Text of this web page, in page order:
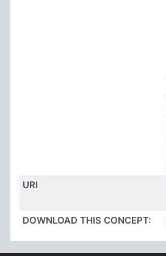
URI
DOWNLOAD THIS CONCEPT: